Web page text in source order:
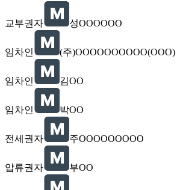
교부권자 성OOOOOO
임차인 (주)OOOOOOOOOO(OOO)
임차인 김OO
임차인 박OO
전세권자 주OOOOOOOOO
압류권자 부OO